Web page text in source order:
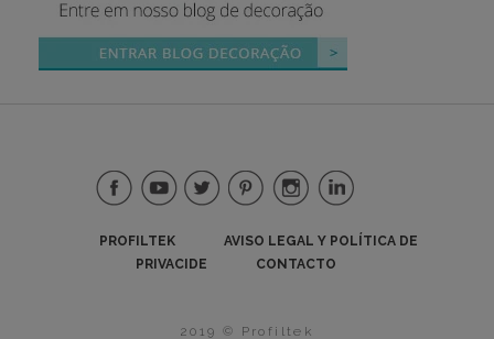
PROFILTEK
AVISO LEGAL Y POLÍTICA DE
PRIVACIDE
CONTACTO
2019 © Profiltek